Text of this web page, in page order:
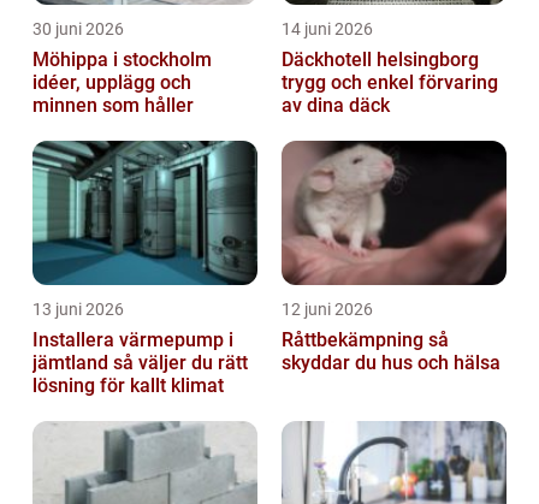
30 juni 2026
Möhippa i stockholm
idéer, upplägg och
minnen som håller
14 juni 2026
Däckhotell helsingborg
trygg och enkel förvaring
av dina däck
13 juni 2026
Installera värmepump i
jämtland så väljer du rätt
lösning för kallt klimat
12 juni 2026
Råttbekämpning så
skyddar du hus och hälsa